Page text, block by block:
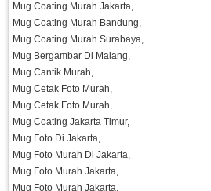
Mug Coating Murah Jakarta,
Mug Coating Murah Bandung,
Mug Coating Murah Surabaya,
Mug Bergambar Di Malang,
Mug Cantik Murah,
Mug Cetak Foto Murah,
Mug Cetak Foto Murah,
Mug Coating Jakarta Timur,
Mug Foto Di Jakarta,
Mug Foto Murah Di Jakarta,
Mug Foto Murah Jakarta,
Mug Foto Murah Jakarta,